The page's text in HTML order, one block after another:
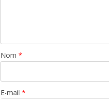
Nom *
E-mail *